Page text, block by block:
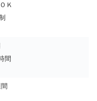
Ｋ
間